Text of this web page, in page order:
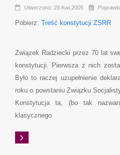
Utworzono: 28.Kwi.2005
Pobierz: Treść konstytucji ZSRR
Związek Radziecki przez 70 lat
konstytucji. Pierwsza z nich
Było to raczej uzupełnienie
roku o powstaniu Związku
Konstytucja ta, (bo tak
klasycznego